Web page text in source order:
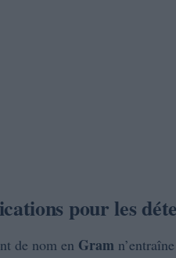
pour les
de nom en Gram